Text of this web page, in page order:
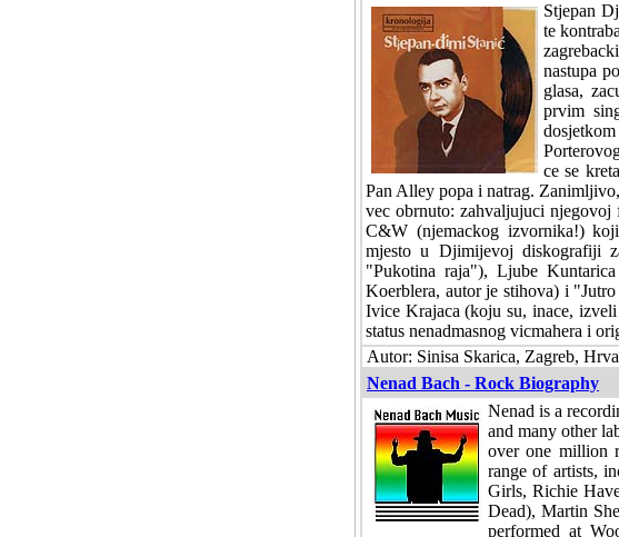
Stjepan
te
nastupa
glasa,
prvim
ce se
Pan Alley popa i natrag.
vec obrnuto: zahvaljujuci
C&W (njemackog izvornika!)
mjesto u Djimijevoj diskografiji
"Pukotina raja"), Ljube
Koerblera, autor je stihova) i
Ivice Krajaca (koju su, inace,
status nenadmasnog vicmahera i
Autor: Sinisa Skarica, Zagreb,
Nenad Bach - Rock Biography
Nenad is a
and many other
over one million
range of artists,
Girls, Richie
Dead), Martin
performed at